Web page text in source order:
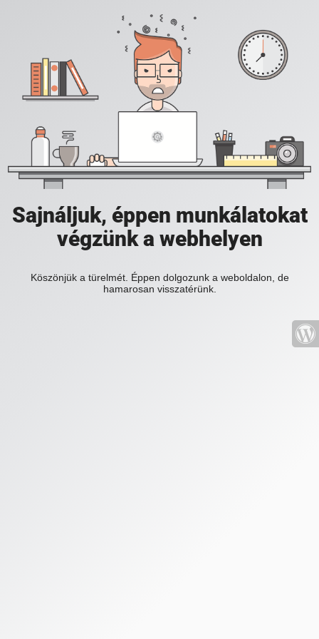
Sajnáljuk, éppen munkálatokat
végzünk a webhelyen
Köszönjük a türelmét. Éppen dolgozunk a weboldalon, de
hamarosan visszatérünk.